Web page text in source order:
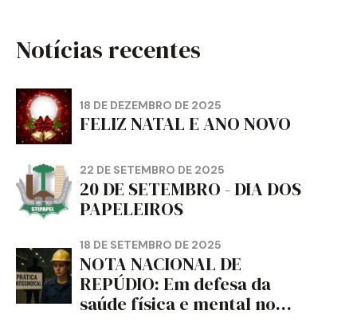
Notícias recentes
18 DE DEZEMBRO DE 2025
FELIZ NATAL E ANO NOVO
22 DE SETEMBRO DE 2025
20 DE SETEMBRO - DIA DOS
PAPELEIROS
18 DE SETEMBRO DE 2025
NOTA NACIONAL DE
REPÚDIO: Em defesa da
saúde física e mental no